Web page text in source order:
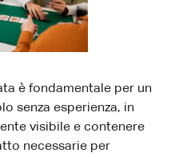
è fondamentale per un
senza esperienza, in
visibile e contenere
necessarie per